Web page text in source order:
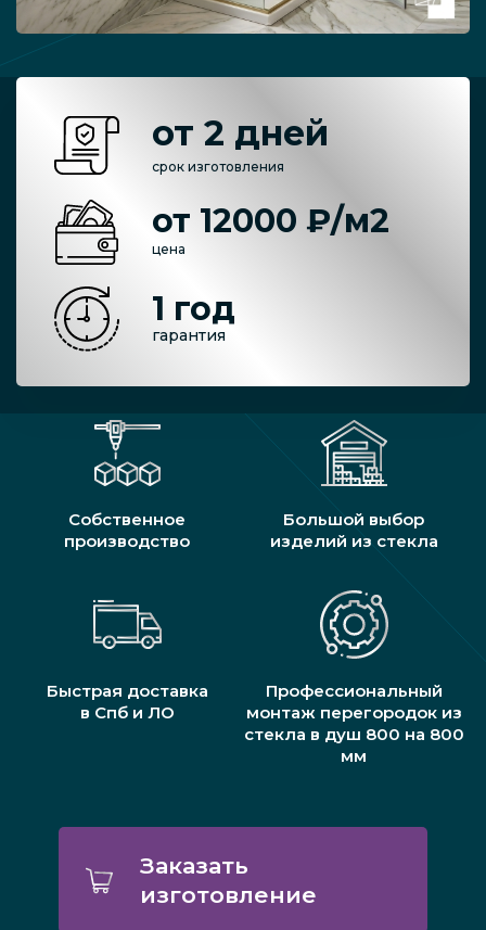
от 2 дней
срок изготовления
от 12000 ₽/м2
цена
1 год
гарантия
Собственное
производство
Большой выбор
изделий из стекла
Быстрая доставка
в Спб и ЛО
Профессиональный
монтаж перегородок из
стекла в душ 800 на 800
мм
Заказать
изготовление